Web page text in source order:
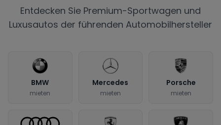
Entdecken Sie Premium-Sportwagen und
Luxusautos der führenden Automobilhersteller
BMW
mieten
Mercedes
mieten
Porsche
mieten